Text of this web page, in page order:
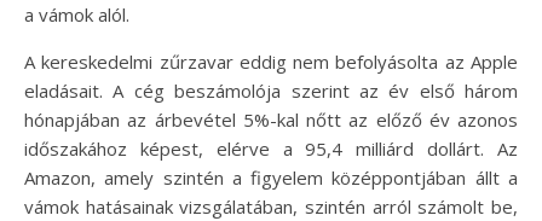
a vámok alól.
A kereskedelmi zűrzavar eddig nem befolyásolta az Apple
eladásait. A cég beszámolója szerint az év első három
hónapjában az árbevétel 5%-kal nőtt az előző év azonos
időszakához képest, elérve a 95,4 milliárd dollárt. Az
Amazon, amely szintén a figyelem középpontjában állt a
vámok hatásainak vizsgálatában, szintén arról számolt be,